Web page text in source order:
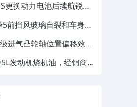
更换动力电池后续航锐
前挡风玻璃自裂和车身多
进气凸轮轴位置偏移致发
发动机烧机油，经销商推